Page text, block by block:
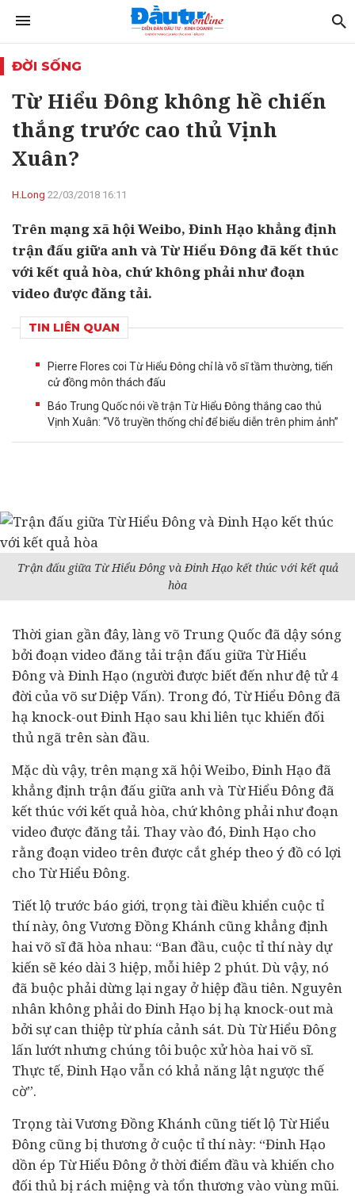
ĐỜI SỐNG
Từ Hiểu Đông không hề chiến
thắng trước cao thủ Vịnh
Xuân?
H.Long 22/03/2018 16:11
Trên mạng xã hội Weibo, Đinh Hạo khẳng định
trận đấu giữa anh và Từ Hiểu Đông đã kết thúc
với kết quả hòa, chứ không phải như đoạn
video được đăng tải.
TIN LIÊN QUAN
Pierre Flores coi Từ Hiểu Đông chỉ là võ sĩ tầm thường, tiến
cử đồng môn thách đấu
Báo Trung Quốc nói về trận Từ Hiểu Đông thắng cao thủ
Vịnh Xuân: “Võ truyền thống chỉ để biểu diễn trên phim ảnh”
Trận đấu giữa Từ Hiểu Đông và Đinh Hạo kết thúc với kết quả
hòa
Thời gian gần đây, làng võ Trung Quốc đã dậy sóng
bởi đoạn video đăng tải trận đấu giữa Từ Hiểu
Đông và Đinh Hạo (người được biết đến như đệ tử 4
đời của võ sư Diệp Vấn). Trong đó, Từ Hiểu Đông đã
hạ knock-out Đinh Hạo sau khi liên tục khiến đối
thủ ngã trên sàn đầu.
Mặc dù vậy, trên mạng xã hội Weibo, Đinh Hạo đã
khẳng định trận đấu giữa anh và Từ Hiểu Đông đã
kết thúc với kết quả hòa, chứ không phải như đoạn
video được đăng tải. Thay vào đó, Đinh Hạo cho
rằng đoạn video trên được cắt ghép theo ý đồ có lợi
cho Từ Hiểu Đông.
Tiết lộ trước báo giới, trọng tài điều khiển cuộc tỉ
thí này, ông Vương Đồng Khánh cũng khẳng định
hai võ sĩ đã hòa nhau: “Ban đầu, cuộc tỉ thí này dự
kiến sẽ kéo dài 3 hiệp, mỗi hiêp 2 phút. Dù vậy, nó
đã buộc phải dừng lại ngay ở hiệp đầu tiên. Nguyên
nhân không phải do Đinh Hạo bị hạ knock-out mà
bởi sự can thiệp từ phía cảnh sát. Dù Từ Hiểu Đông
lấn lướt nhưng chúng tôi buộc xử hòa hai võ sĩ.
Thực tế, Đinh Hạo vẫn có khả năng lật ngược thế
cờ”.
Trọng tài Vương Đồng Khánh cũng tiết lộ Từ Hiểu
Đông cũng bị thương ở cuộc tỉ thí này: “Đinh Hạo
dồn ép Từ Hiểu Đông ở thời điểm đầu và khiến cho
đối thủ bị rách miệng và tổn thương vào vùng mũi.